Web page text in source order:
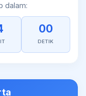
dalam:
00
DETIK